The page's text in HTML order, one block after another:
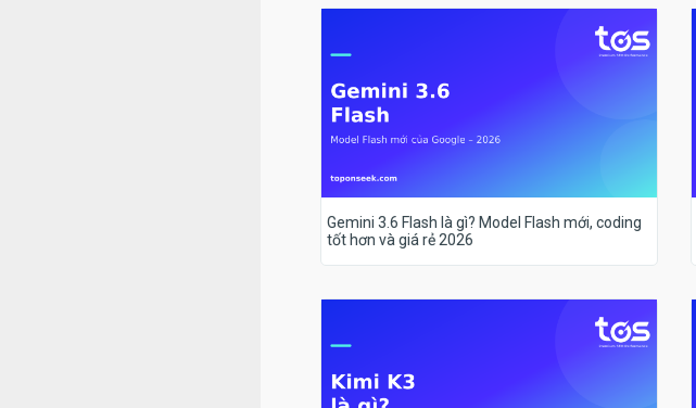
Gemini 3.6 Flash là gì? Model Flash mới, coding
tốt hơn và giá rẻ 2026